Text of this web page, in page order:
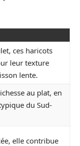
ces haricots
leur texture
lente.
au plat, en
du Sud-
elle contribue